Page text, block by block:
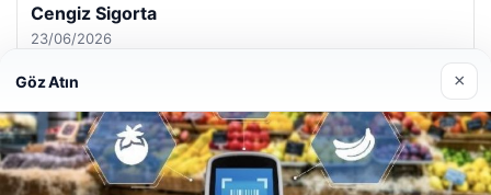
Hastaş Beton
26/05/2026
Göz Atın ×